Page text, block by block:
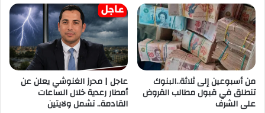
من أسبوعين إلى ثلاثة..البنوك
تنطلق في قبول مطالب القروض
على الشرف
عاجل | محرز الغنوشي يعلن عن
أمطار رعدية خلال الساعات
القادمة.. تشمل ولايتين